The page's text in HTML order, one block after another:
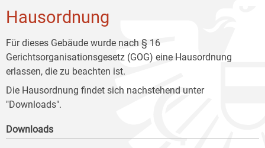
Hausordnung
Für dieses Gebäude wurde nach § 16
Gerichtsorganisationsgesetz (GOG) eine Hausordnung
erlassen, die zu beachten ist.
Die Hausordnung findet sich nachstehend unter
"Downloads".
Downloads